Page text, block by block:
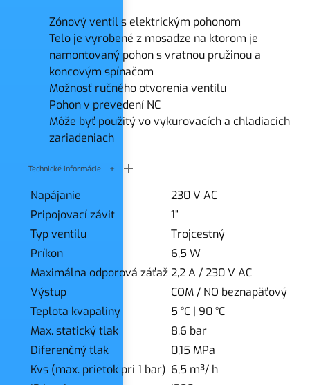
Zónový ventil s elektrickým pohonom
Telo je vyrobené z mosadze na ktorom je
namontovaný pohon s vratnou pružinou a
koncovým spínačom
Možnosť ručného otvorenia ventilu
Pohon v prevedení NC
Môže byť použitý vo vykurovacích a chladiacich
zariadeniach
Technické informácie
Napájanie
230 V AC
Pripojovací závit
1”
Typ ventilu
Trojcestný
Príkon
6,5 W
Maximálna odporová záťaž 2,2 A / 230 V AC
Výstup
COM / NO beznapäťový
Teplota kvapaliny
5 °C | 90 °C
Max. statický tlak
8,6 bar
Diferenčný tlak
0,15 MPa
Kvs (max. prietok pri 1 bar) 6,5 m³/ h